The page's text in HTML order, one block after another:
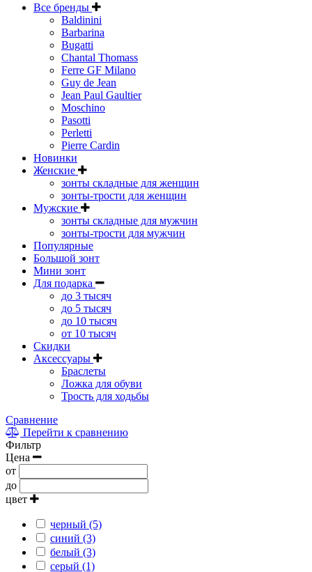
Все бренды
Baldinini
Barbarina
Bugatti
Chantal Thomass
Ferre GF Milano
Guy de Jean
Jean Paul Gaultier
Moschino
Pasotti
Perletti
Pierre Cardin
Новинки
Женские
зонты складные для женщин
зонты-трости для женщин
Мужские
зонты складные для мужчин
зонты-трости для мужчин
Популярные
Большой зонт
Мини зонт
Для подарка
до 3 тысяч
до 5 тысяч
до 10 тысяч
от 10 тысяч
Скидки
Аксессуары
Браслеты
Ложка для обуви
Трость для ходьбы
Сравнение
Перейти к сравнению
Фильтр
Цена
от
до
цвет
черный (5)
синий (3)
белый (3)
серый (1)